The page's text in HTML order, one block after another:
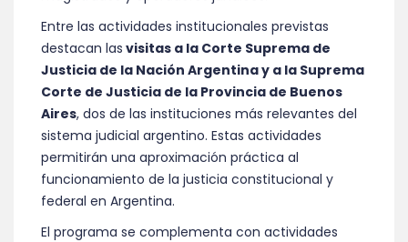
Entre las actividades institucionales previstas
destacan las visitas a la Corte Suprema de
Justicia de la Nación Argentina y a la Suprema
Corte de Justicia de la Provincia de Buenos
Aires, dos de las instituciones más relevantes del
sistema judicial argentino. Estas actividades
permitirán una aproximación práctica al
funcionamiento de la justicia constitucional y
federal en Argentina.
El programa se complementa con actividades